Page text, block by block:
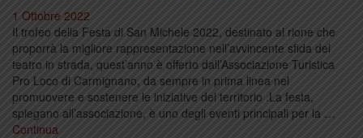
1 Ottobre 2022
Il trofeo della Festa di San Michele 2022, destinato al rione che
proporrà la migliore rappresentazione nell’avvincente sfida del
teatro in strada, quest’anno è offerto dall’Associazione Turistica
Pro Loco di Carmignano, da sempre in prima linea nel
promuovere e sostenere le iniziative del territorio .La festa,
spiegano all’associazione, è uno degli eventi principali per la …
Continua